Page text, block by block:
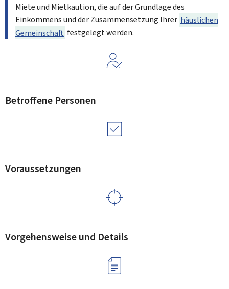
Miete und Mietkaution, die auf der Grundlage des
Einkommens und der Zusammensetzung Ihrer häuslichen
Gemeinschaft festgelegt werden.
Betroffene Personen
Voraussetzungen
Vorgehensweise und Details